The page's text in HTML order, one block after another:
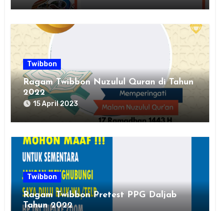
Twibbon
Ragam Twibbon Nuzulul Quran di Tahun
2022
15 April 2023
Twibbon
Ragam Twibbon Pretest PPG Daljab
Tahun 2022